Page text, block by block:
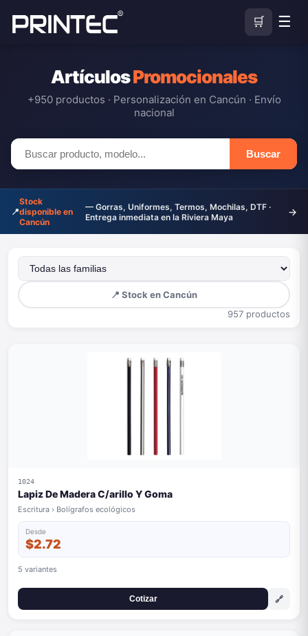
🛒 ☰
ArtículosPromocionales
+950 productos · Personalización en Cancún · Envío
nacional
Buscar producto
Buscar
📍
Stock
disponible en
Cancún
— Gorras, Uniformes, Termos, Mochilas, DTF ·
Entrega inmediata en la Riviera Maya
→
Familia de producto
Subcategoría
📍 Stock en Cancún
957 productos
1024
Lapiz De Madera C/arillo Y Goma
Escritura › Bolígrafos ecológicos
Desde
$2.72
5 variantes
Cotizar 🔗